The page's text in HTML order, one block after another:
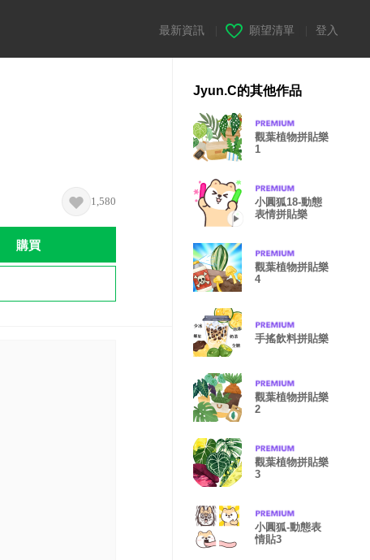
最新資訊 願望清單 登入
1,580
購買
Jyun.C的其他作品
觀葉植物拼貼樂
1
小圓狐18-動態
表情拼貼樂
觀葉植物拼貼樂
4
手搖飲料拼貼樂
觀葉植物拼貼樂
2
觀葉植物拼貼樂
3
小圓狐-動態表
情貼3